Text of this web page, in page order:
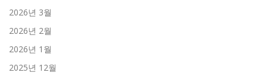
2026년 3월
2026년 2월
2026년 1월
2025년 12월